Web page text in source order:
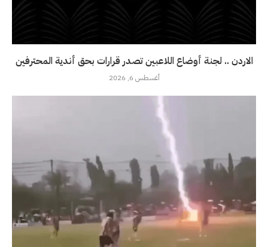
الاردن .. لجنة أوضاع اللاعبين تصدر قرارات بحق أندية المحترفين
أغسطس 6, 2026